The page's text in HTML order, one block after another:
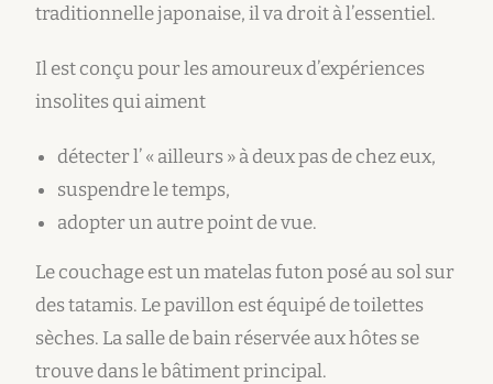
traditionnelle japonaise, il va droit à l’essentiel.
Il est conçu pour les amoureux d’expériences
insolites qui aiment
détecter l’ « ailleurs » à deux pas de chez eux,
suspendre le temps,
adopter un autre point de vue.
Le couchage est un matelas futon posé au sol sur
des tatamis. Le pavillon est équipé de toilettes
sèches. La salle de bain réservée aux hôtes se
trouve dans le bâtiment principal.